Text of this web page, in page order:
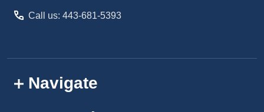
Call us: 443-681-5393
Navigate